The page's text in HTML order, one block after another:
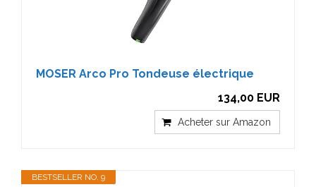
MOSER Arco Pro Tondeuse électrique
134,00 EUR
Acheter sur Amazon
BESTSELLER NO. 9